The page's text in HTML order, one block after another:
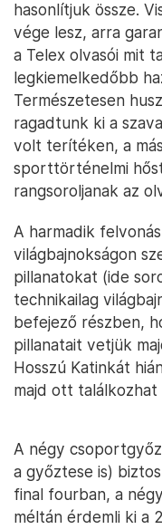
hasonlítjuk össze.
vége lesz, arra
a Telex olvasói mit
legkiemelkedőbb
Természetesen
ragadtunk ki a
volt terítéken, a
sporttörténelmi
rangsoroljanak az
A harmadik
világbajnokságon
pillanatokat (ide
technikailag
befejező részben,
pillanatait vetjük
Hosszú Katinkát
majd ott találkozhat
A négy
a győztese is)
final fourban, a
méltán érdemli ki a